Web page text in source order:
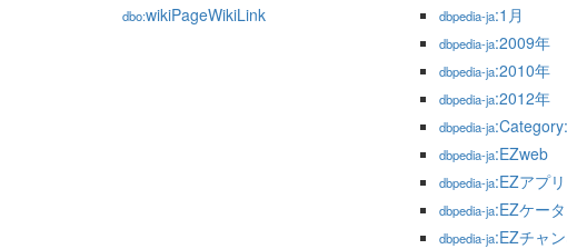
dbo:wikiPageWikiLink dbpedia-ja:1月
dbpedia-ja:2009年
dbpedia-ja:2010年
dbpedia-ja:2012年
dbpedia-ja
dbpedia-ja:EZweb
dbpedia-ja:EZアプリ
dbpedia-ja:EZケー
dbpedia-ja:EZチャ